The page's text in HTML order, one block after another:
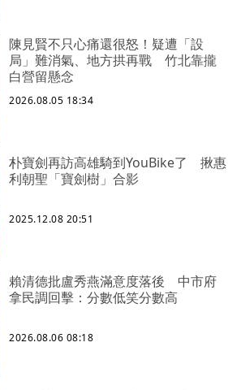
陳見賢不只心痛還很怒！疑遭「設
局」難消氣、地方拱再戰 竹北靠攏
白營留懸念
2026.08.05 18:34
朴寶劍再訪高雄騎到YouBike了 揪惠
利朝聖「寶劍樹」合影
2025.12.08 20:51
賴清德批盧秀燕滿意度落後 中市府
拿民調回擊：分數低笑分數高
2026.08.06 08:18